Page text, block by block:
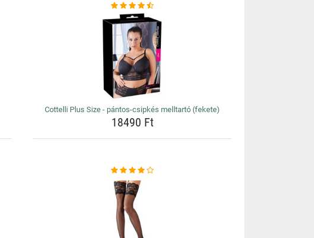
Cottelli Plus Size - pántos-csipkés melltartó (fekete)
18490 Ft